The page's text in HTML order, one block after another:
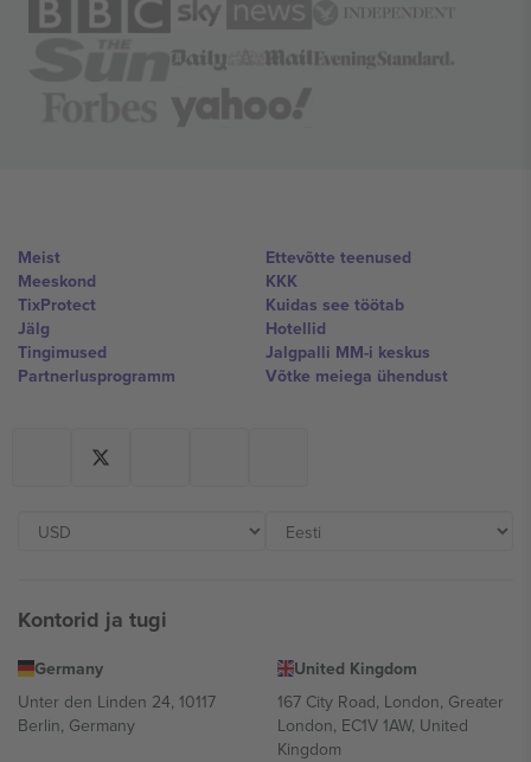
Meist
Meeskond
TixProtect
Jälg
Tingimused
Partnerlusprogramm
Ettevõtte teenused
KKK
Kuidas see töötab
Hotellid
Jalgpalli MM-i keskus
Võtke meiega ühendust
Kontorid ja tugi
Germany
Unter den Linden 24, 10117
Berlin, Germany
United Kingdom
167 City Road, London, Greater
London, EC1V 1AW, United
Kingdom